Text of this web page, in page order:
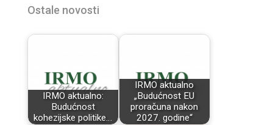
Ostale novosti
IRMO aktualno:
Budućnost
kohezijske politike…
IRMO aktualno
„Budućnost EU
proračuna nakon
2027. godine“